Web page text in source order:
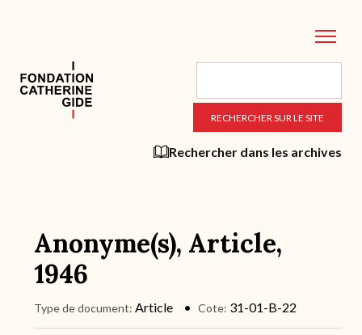
principal
Rechercher dans les archives
Anonyme(s), Article,
1946
Type de document Article Cote 31-01-B-22